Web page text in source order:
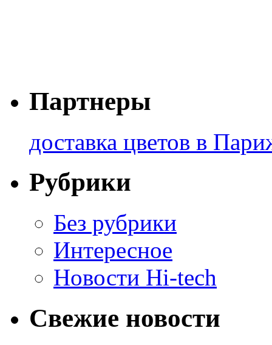
Партнеры
доставка цветов в
Рубрики
Без рубрики
Интересное
Новости Hi-tech
Свежие новости